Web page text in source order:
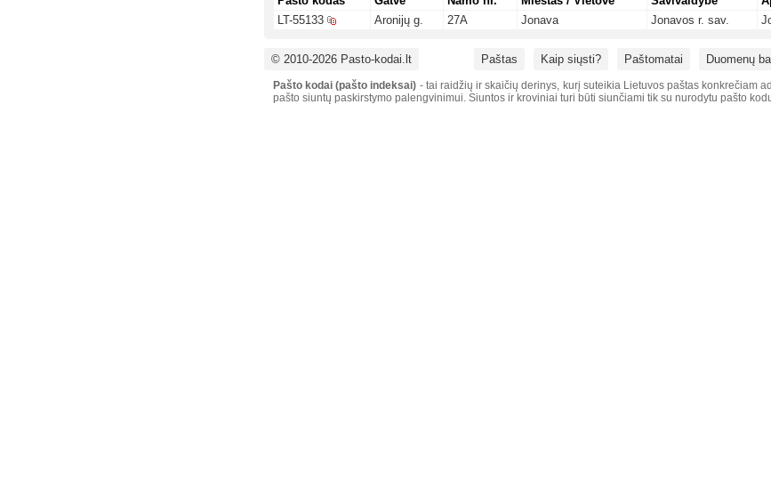
LT-55133
Aronijų g. 27A Jonava Jonavos r. sav.
© 2010-2026 Pasto-kodai.lt Paštas Kaip siųsti? Paštomatai Duomenų
Pašto kodai (pašto indeksai) - tai raidžių ir skaičių derinys, kurį suteikia Lietuvos paštas konkrečiam
pašto siuntų paskirstymo palengvinimui. Siuntos ir kroviniai turi būti siunčiami tik su nurodytu pašto